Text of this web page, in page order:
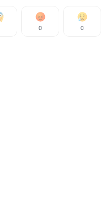
0 0